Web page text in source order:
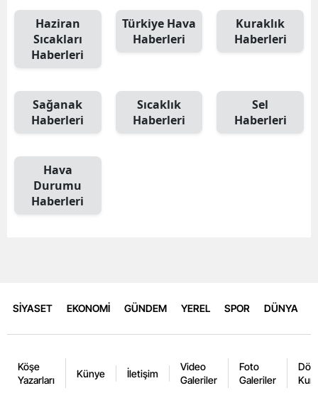
Haziran
Sıcakları
Haberleri
Türkiye Hava
Haberleri
Kuraklık
Haberleri
Sağanak
Haberleri
Sıcaklık
Haberleri
Sel
Haberleri
Hava
Durumu
Haberleri
SİYASET EKONOMİ GÜNDEM YEREL SPOR DÜNYA
Köşe
Yazarları
Künye İletişim
Video
Galeriler
Foto
Galeriler